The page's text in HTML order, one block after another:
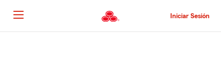
al
contenido
principal
Iniciar Sesión